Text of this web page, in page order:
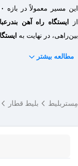
قطار بندرعباس یزد در
محمود یا زاهد محمود،
سیرجان توقف دارد.
این مسیر معمولاً در بازه
۱۰
از
ایستگاه راه‌ آهن
بین‌راهی، در نهایت به
مطالعه بیشتر
مِستربلیط بلیط قطار